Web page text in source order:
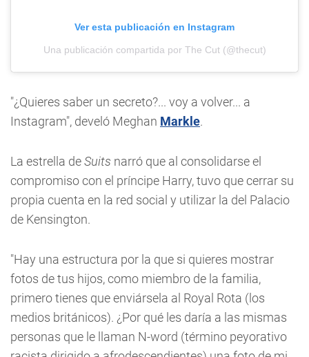
Ver esta publicación en Instagram
Una publicación compartida por The Cut (@thecut)
"¿Quieres saber un secreto?... voy a volver... a
Instagram", develó Meghan Markle.
La estrella deSuits narró que al consolidarse el
compromiso con el príncipe Harry, tuvo que cerrar su
propia cuenta en la red social y utilizar la del Palacio
de Kensington.
"Hay una estructura por la que si quieres mostrar
fotos de tus hijos, como miembro de la familia,
primero tienes que enviársela al Royal Rota (los
medios británicos). ¿Por qué les daría a las mismas
personas que le llaman N-word (término peyorativo